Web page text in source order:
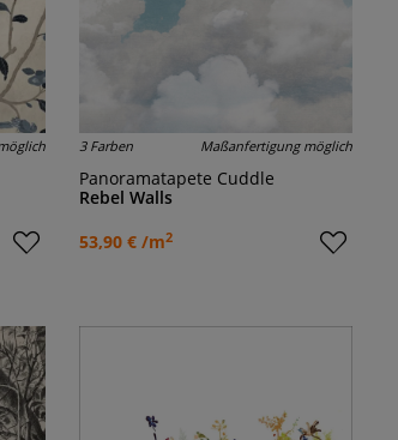
3 Farben Maßanfertigung möglich
Panoramatapete Cuddle
Rebel Walls
53,90 € /m2